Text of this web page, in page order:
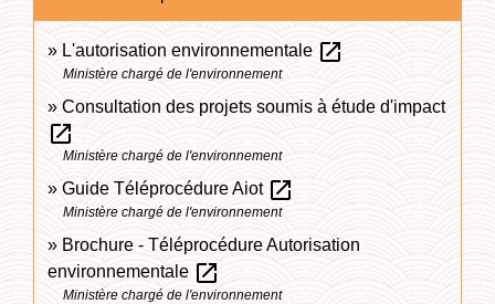
L'autorisation environnementale open_in_new
Ministère chargé de l'environnement
Consultation des projets soumis à étude d'impact
open_in_new
Ministère chargé de l'environnement
Guide Téléprocédure Aiot open_in_new
Ministère chargé de l'environnement
Brochure - Téléprocédure Autorisation
environnementale open_in_new
Ministère chargé de l'environnement